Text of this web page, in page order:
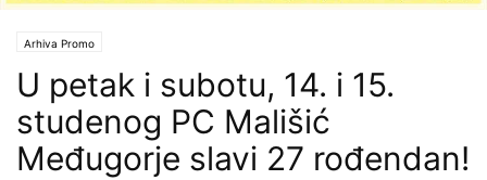
Arhiva Promo
U petak i subotu, 14. i 15.
studenog PC Mališić
Međugorje slavi 27 rođendan!